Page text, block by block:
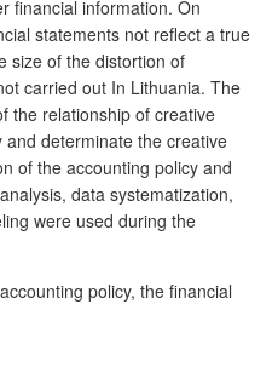
financial information. On
statements not reflect a true
size of the distortion of
carried out In Lithuania. The
the relationship of creative
determinate the creative
of the accounting policy and
data systematization,
were used during the
policy, the financial